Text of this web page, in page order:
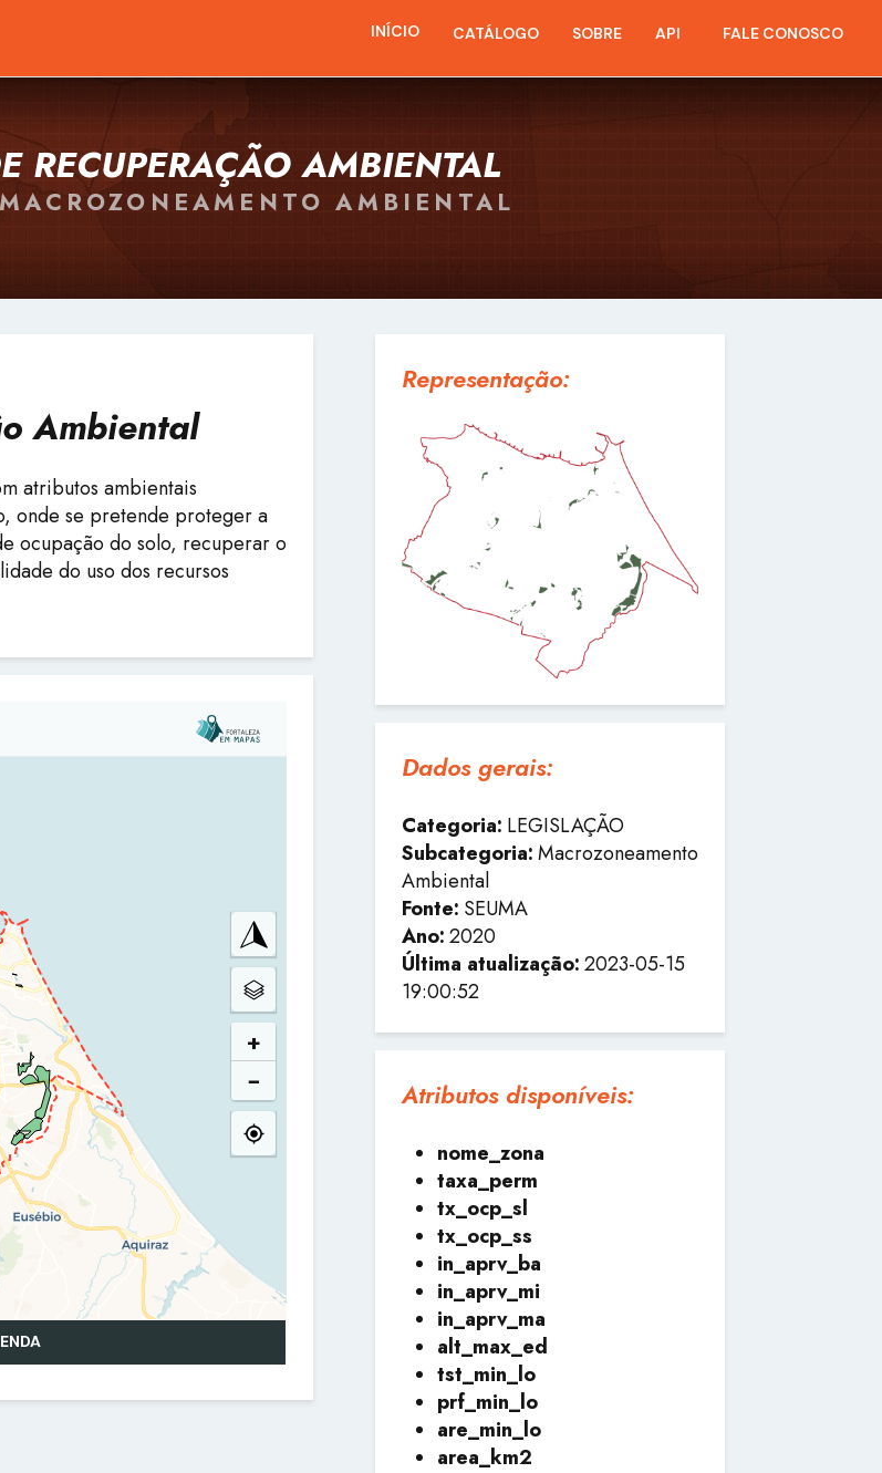
INÍCIO CATÁLOGO SOBRE API FALE CONOSCO
RECUPERAÇÃO AMBIENTAL
AMBIENTAL
Ambiental
atributos ambientais
onde se pretende proteger a
ocupação do solo, recuperar o
do uso dos recursos
Representação:
Dados gerais:
Categoria: LEGISLAÇÃO
Subcategoria:Macrozoneamento
Ambiental
Fonte: SEUMA
Ano:2020
Última atualização:2023-05-15
19:00:52
Atributos disponíveis:
nome_zona
taxa_perm
tx_ocp_sl
tx_ocp_ss
in_aprv_ba
in_aprv_mi
in_aprv_ma
alt_max_ed
tst_min_lo
prf_min_lo
are_min_lo
area_km2